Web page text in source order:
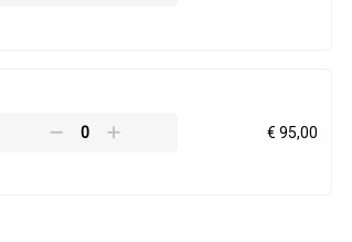
€ 95,00